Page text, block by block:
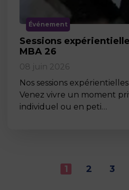
Événement
Sessions
MBA 26
08 juin 2026
Nos sessions
Venez vivre un moment
individuel ou en peti…
1 2 3